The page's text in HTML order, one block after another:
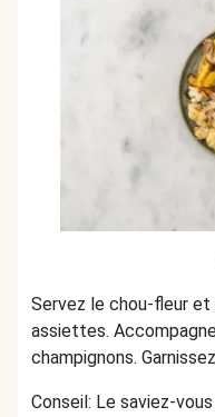
Servez le chou-fleur
assiettes.
champignons.
Conseil: Le saviez-